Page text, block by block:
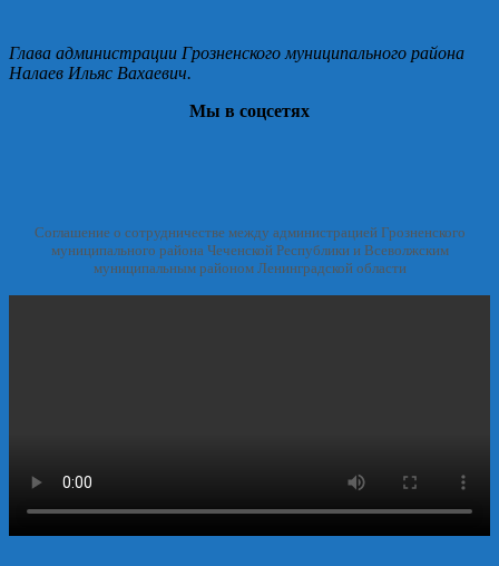
Глава администрации Грозненского муниципального района
Налаев Ильяс Вахаевич.
Мы в соцсетях
Соглашение о сотрудничестве между администрацией Грозненского
муниципального района Чеченской Республики и Всеволжским
муниципальным районом Ленинградской области